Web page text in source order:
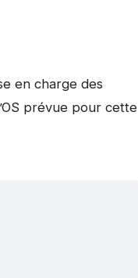
en charge des
prévue pour cette